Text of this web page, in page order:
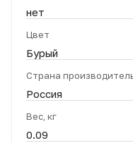
нет
Цвет
Бурый
Страна
Россия
Вес, кг
0.09